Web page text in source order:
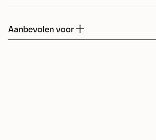
Aanbevolen voor